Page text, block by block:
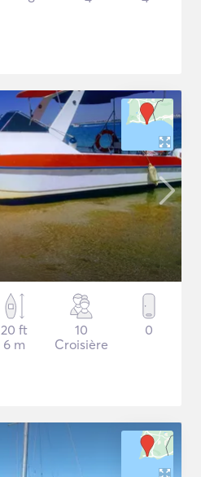
20 ft
6 m
10
Croisière
0